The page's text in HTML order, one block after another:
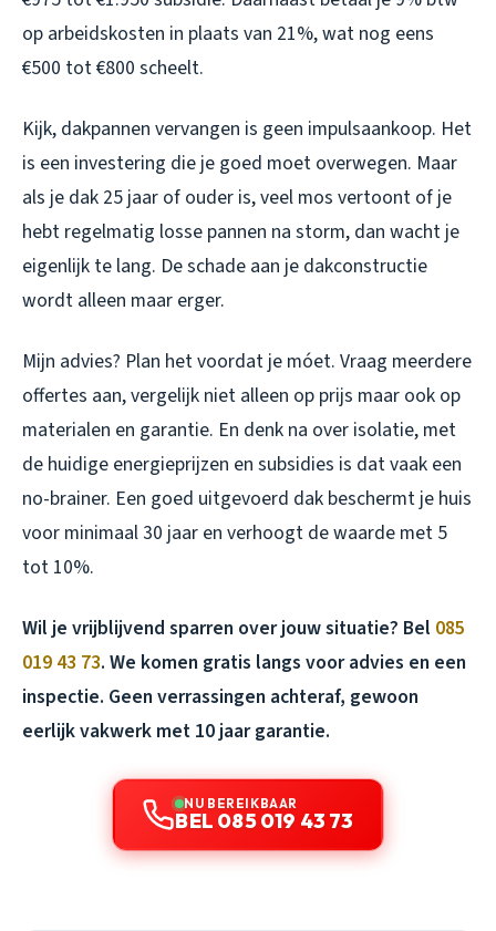
op arbeidskosten in plaats van 21%, wat nog eens
€500 tot €800 scheelt.
Kijk, dakpannen vervangen is geen impulsaankoop. Het
is een investering die je goed moet overwegen. Maar
als je dak 25 jaar of ouder is, veel mos vertoont of je
hebt regelmatig losse pannen na storm, dan wacht je
eigenlijk te lang. De schade aan je dakconstructie
wordt alleen maar erger.
Mijn advies? Plan het voordat je móet. Vraag meerdere
offertes aan, vergelijk niet alleen op prijs maar ook op
materialen en garantie. En denk na over isolatie, met
de huidige energieprijzen en subsidies is dat vaak een
no-brainer. Een goed uitgevoerd dak beschermt je huis
voor minimaal 30 jaar en verhoogt de waarde met 5
tot 10%.
Wil je vrijblijvend sparren over jouw situatie? Bel 085
019 43 73. We komen gratis langs voor advies en een
inspectie. Geen verrassingen achteraf, gewoon
eerlijk vakwerk met 10 jaar garantie.
NU BEREIKBAAR
BEL 085 019 43 73